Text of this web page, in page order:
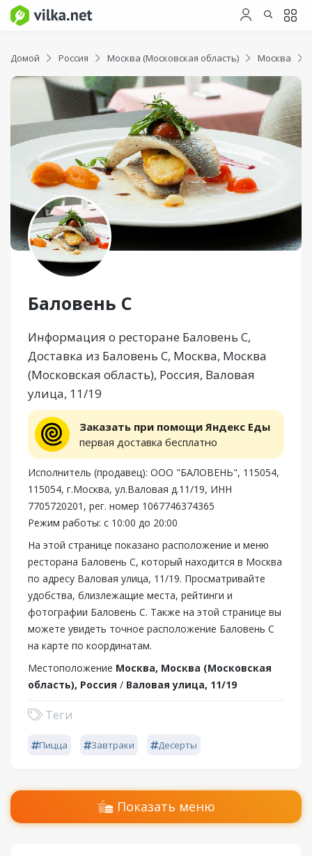
Домой Россия Москва (Московская область) Москва
Баловень С
Информация о ресторане Баловень С,
Доставка из Баловень С, Москва, Москва
(Московская область), Россия, Валовая
улица, 11/19
Заказать при помощи Яндекс Еды
первая доставка бесплатно
Исполнитель (продавец): ООО "БАЛОВЕНЬ", 115054,
115054, г.Москва, ул.Валовая д.11/19, ИНН
7705720201, рег. номер 1067746374365
Режим работы: с 10:00 до 20:00
На этой странице показано расположение и меню
ресторана Баловень С, который находится в Москва
по адресу Валовая улица, 11/19. Просматривайте
удобства, близлежащие места, рейтинги и
фотографии Баловень С. Также на этой странице вы
можете увидеть точное расположение Баловень С
на карте по координатам.
Местоположение Москва, Москва (Московская
область), Россия / Валовая улица, 11/19
Теги
Пицца Завтраки Десерты
Показать меню